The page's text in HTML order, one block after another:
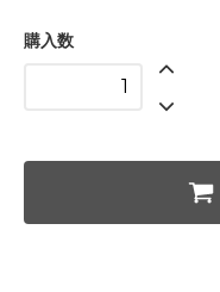
購入数